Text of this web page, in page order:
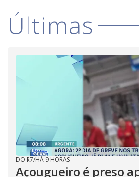
Últimas
DO R7/HÁ 9 HORAS
Açougueiro é preso